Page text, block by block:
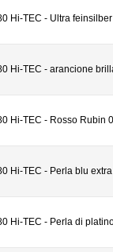
Hi-TEC - Ultra
Hi-TEC - arancione
Hi-TEC - Rosso Rubin
Hi-TEC - Perla blu
Hi-TEC - Perla di